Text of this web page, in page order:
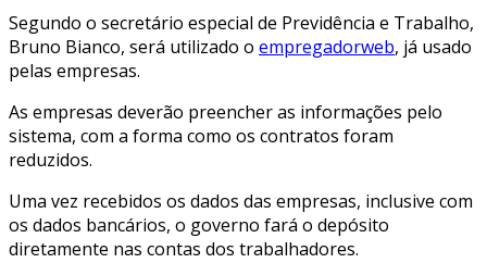
Segundo o secretário especial de Previdência e Trabalho,
Bruno Bianco, será utilizado o empregadorweb, já usado
pelas empresas.
As empresas deverão preencher as informações pelo
sistema, com a forma como os contratos foram
reduzidos.
Uma vez recebidos os dados das empresas, inclusive com
os dados bancários, o governo fará o depósito
diretamente nas contas dos trabalhadores.